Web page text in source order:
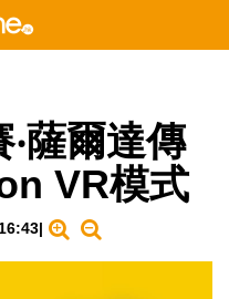
薩爾達傳
VR模式
|